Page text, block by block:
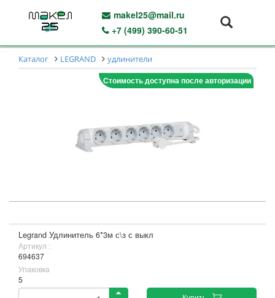
makel25@mail.ru
+7 (499) 390-60-51
Каталог LEGRAND
удлинители
Стоимость доступна после авторизации
Legrand Удлинитель 6*3м с\з с выкл
Артикул :
694637
Упаковка
5